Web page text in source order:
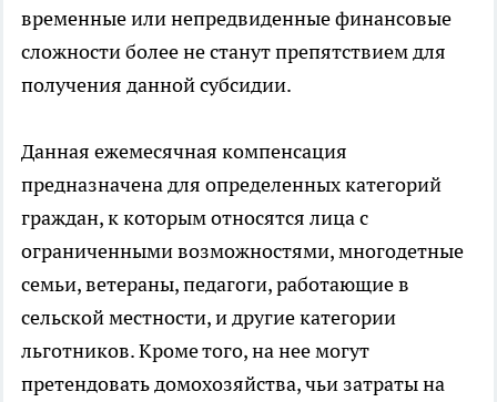
временные или непредвиденные финансовые
сложности более не станут препятствием для
получения данной субсидии.
Данная ежемесячная компенсация
предназначена для определенных категорий
граждан, к которым относятся лица с
ограниченными возможностями, многодетные
семьи, ветераны, педагоги, работающие в
сельской местности, и другие категории
льготников. Кроме того, на нее могут
претендовать домохозяйства, чьи затраты на